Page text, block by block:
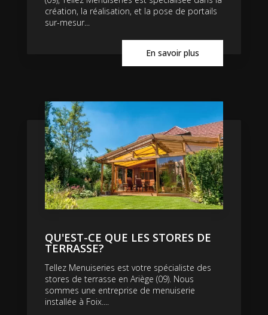
création, la réalisation, et la pose de portails
sur-mesur...
En savoir plus
QU'EST-CE QUE LES STORES DE
TERRASSE?
Tellez Menuiseries est votre spécialiste des
stores de terrasse en Ariège (09). Nous
sommes une entreprise de menuiserie
installée à Foix....